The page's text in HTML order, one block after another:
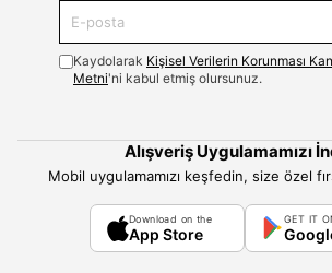
Kaydolarak Kişisel Verilerin Korunması
Metni'ni kabul etmiş olursunuz.
Alışveriş Uygulamamızı
Mobil uygulamamızı keşfedin, size özel
Download on the
App Store
GET IT